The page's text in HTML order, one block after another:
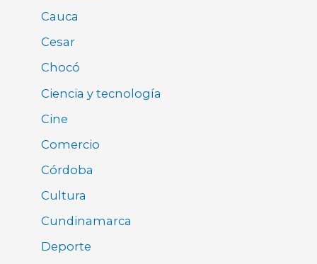
Cauca
Cesar
Chocó
Ciencia y tecnología
Cine
Comercio
Córdoba
Cultura
Cundinamarca
Deporte